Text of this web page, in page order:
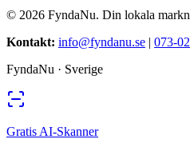
© 2026 FyndaNu. Din lokala
Kontakt: info@fyndanu.se | 073-
FyndaNu · Sverige
Gratis AI-Skanner